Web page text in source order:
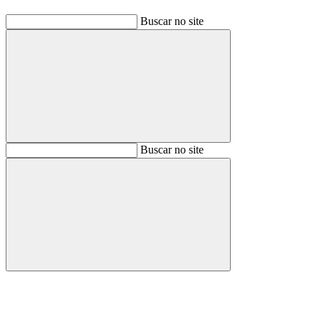
Buscar no site
BuscarBuscar no site
Buscar